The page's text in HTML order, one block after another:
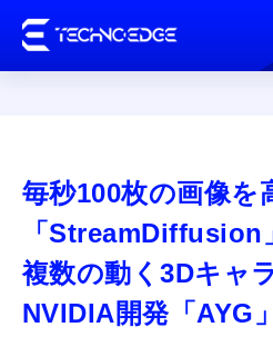
ガジェ
毎秒100枚の画像を
「StreamDiffusion
複数の動く3Dキャ
NVIDIA開発「AYG